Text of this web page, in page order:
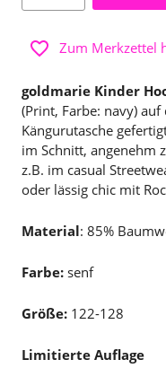
Zum Merkzettel
goldmarie Kinder
(Print, Farbe: navy)
Kängurutasche
im Schnitt, angenehm
z.B. im casual
oder lässig chic mit
Material: 85%
Farbe: senf
Größe: 122-128
Limitierte Auflage